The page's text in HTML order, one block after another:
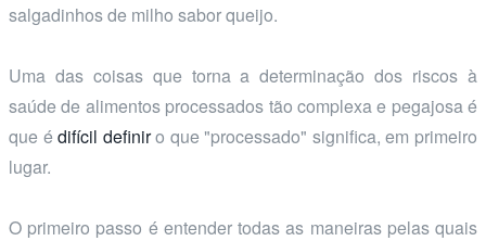
salgadinhos de milho sabor queijo.
Uma das coisas que torna a determinação dos riscos à
saúde de alimentos processados tão complexa e pegajosa é
que édifícil definiro que "processado" significa, em primeiro
lugar.
O primeiro passo é entender todas as maneiras pelas quais